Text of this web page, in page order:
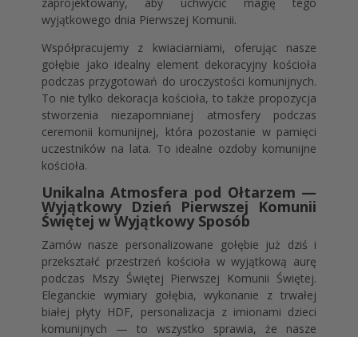
wyjątkowego dnia Pierwszej Komunii.
Współpracujemy z kwiaciarniami, oferując nasze
gołębie jako idealny element dekoracyjny kościoła
podczas przygotowań do uroczystości komunijnych.
To nie tylko dekoracja kościoła, to także propozycja
stworzenia niezapomnianej atmosfery podczas
ceremonii komunijnej, która pozostanie w pamięci
uczestników na lata. To idealne ozdoby komunijne
kościoła.
Unikalna Atmosfera pod Ołtarzem —
Wyjątkowy Dzień Pierwszej Komunii
Świętej w Wyjątkowy Sposób
Zamów nasze personalizowane gołębie już dziś i
przekształć przestrzeń kościoła w wyjątkową aurę
podczas Mszy Świętej Pierwszej Komunii Świętej.
Eleganckie wymiary gołębia, wykonanie z trwałej
białej płyty HDF, personalizacja z imionami dzieci
komunijnych — to wszystko sprawia, że nasze